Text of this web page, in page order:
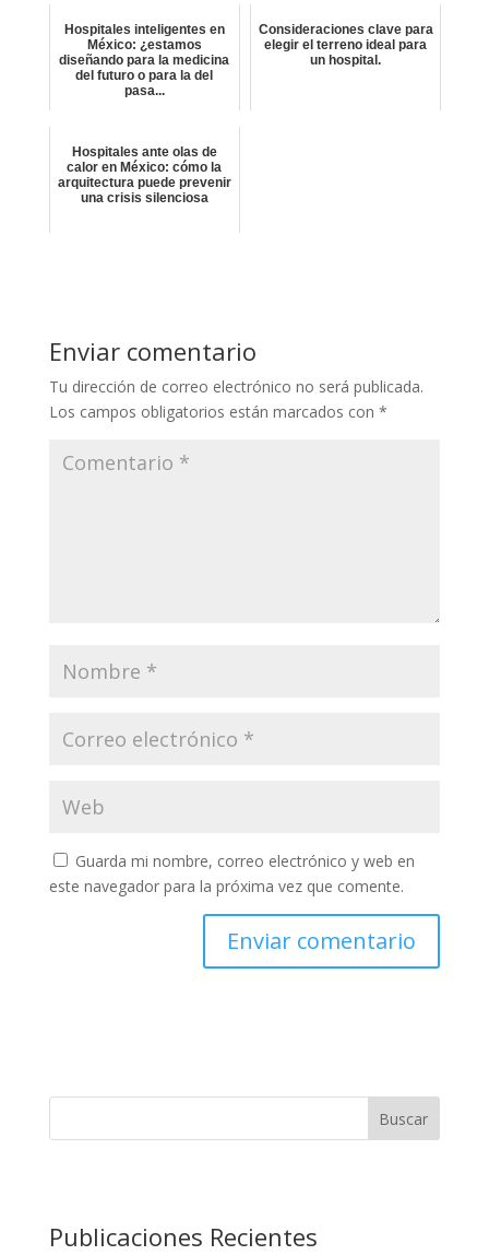
Hospitales inteligentes en
México: ¿estamos
diseñando para la medicina
del futuro o para la del
pasa...
Consideraciones clave para
elegir el terreno ideal para
un hospital.
Hospitales ante olas de
calor en México: cómo la
arquitectura puede prevenir
una crisis silenciosa
Enviar comentario
Tu dirección de correo electrónico no será publicada.
Los campos obligatorios están marcados con *
Guarda mi nombre, correo electrónico y web en
este navegador para la próxima vez que comente.
Buscar
Publicaciones Recientes